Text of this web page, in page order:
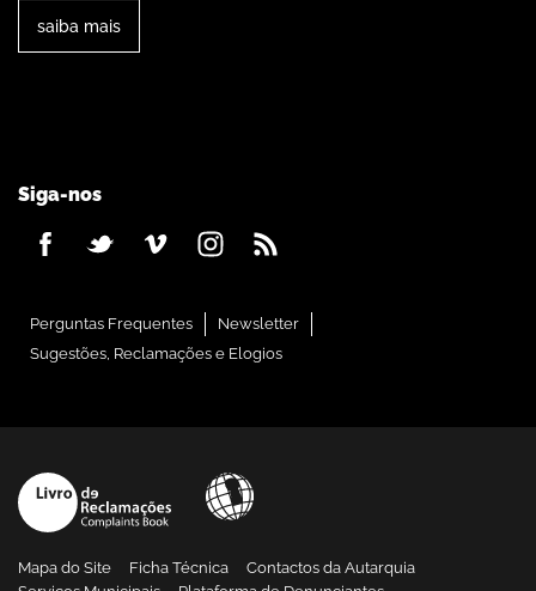
saiba mais
Siga-nos
Perguntas Frequentes
Newsletter
Sugestões, Reclamações e Elogios
Mapa do Site Ficha Técnica
Contactos da Autarquia